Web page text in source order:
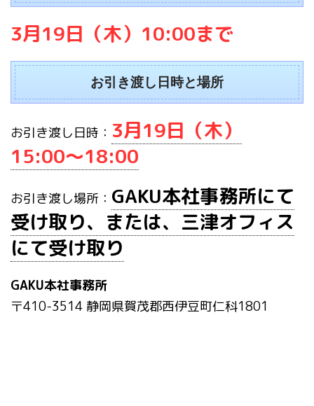
3月19日（木）10:00まで
お引き渡し日時と場所
お引き渡し日時： 3月19日（木）
15:00〜18:00
お引き渡し場所： GAKU本社事務所にて
受け取り、または、三津オフィス
にて受け取り
GAKU本社事務所
〒410-3514 静岡県賀茂郡西伊豆町仁科1801